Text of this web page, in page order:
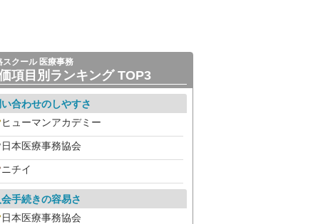
スクール 医療事務
項目別ランキング TOP3
い合わせのしやすさ
ヒューマンアカデミー
日本医療事務協会
ニチイ
会手続きの容易さ
日本医療事務協会